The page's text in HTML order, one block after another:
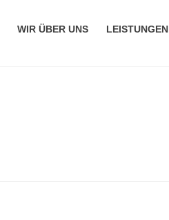
WIR ÜBER UNS LEISTUNGEN